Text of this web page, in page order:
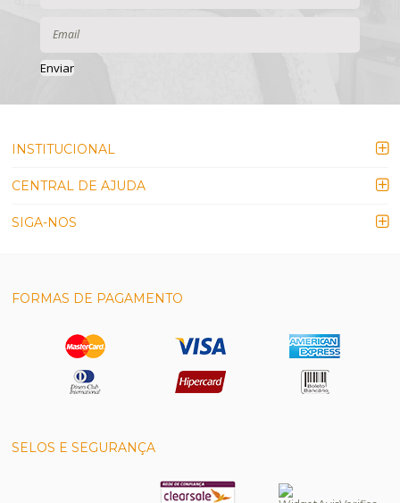
Enviar
INSTITUCIONAL
CENTRAL DE AJUDA
SIGA-NOS
FORMAS DE PAGAMENTO
SELOS E SEGURANÇA